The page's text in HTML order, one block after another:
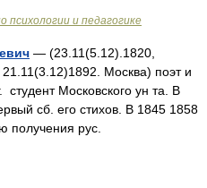
психологии и педагогике
— (23.11(5.12).1820,
Москва) поэт и
Московского ун та. В
сб. его стихов. В 1845 1858
получения рус.